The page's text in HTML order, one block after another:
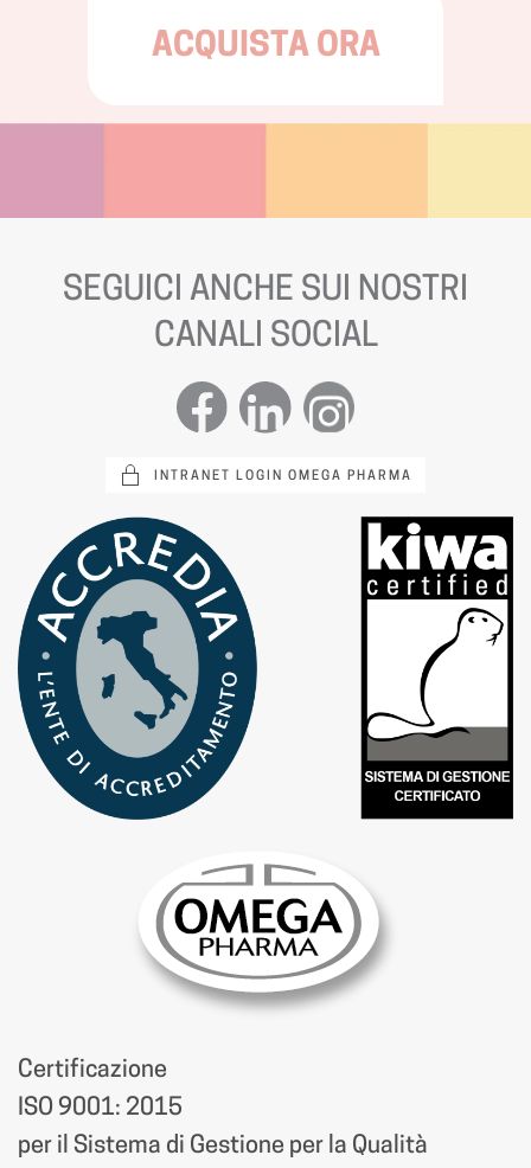
ACQUISTA ORA
SEGUICI ANCHE SUI NOSTRI
CANALI SOCIAL
INTRANET LOGIN OMEGA PHARMA
Certificazione
ISO 9001: 2015
per il Sistema di Gestione per la Qualità